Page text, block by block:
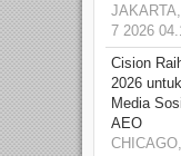
7 2026
Cision
2026
Media
AEO